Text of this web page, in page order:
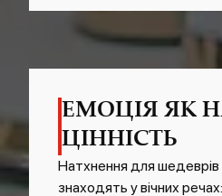
ЕМОЦІЯ ЯК
ЦІННІСТЬ
Натхнення для
знаходять у вічних